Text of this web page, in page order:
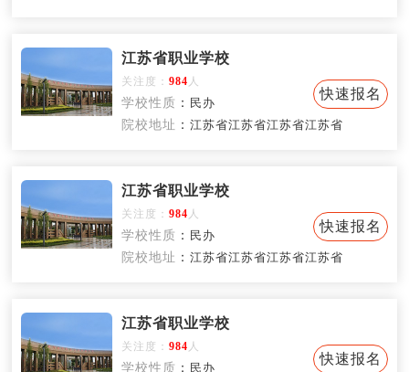
江苏省职业学校
关注度：984 人
快速报名
学校性质 ： 民办
院校地址 ：江苏省江苏省江苏省江苏省
江苏省职业学校
关注度：984 人
快速报名
学校性质 ： 民办
院校地址 ：江苏省江苏省江苏省江苏省
江苏省职业学校
关注度：984 人
快速报名
学校性质 ： 民办